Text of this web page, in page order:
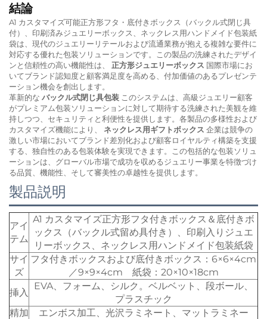
結論
A1 カスタマイズ可能正方形フタ・底付きボックス（バックル式閉じ具
付）、印刷済みジュエリーボックス、ネックレス用ハンドメイド包装紙
袋は、現代のジュエリーリテールおよび流通業務が抱える複雑な要件に
対応する優れた包装ソリューションです。この製品の洗練されたデザイ
ンと信頼性の高い機能性は、 正方形ジュエリーボックス 国際市場にお
いてブランド認知度と顧客満足度を高める、付加価値のあるプレゼンテ
ーション機会を創出します。
革新的な バックル式閉じ具包装 このシステムは、高級ジュエリー顧客
がプレミアム包装ソリューションに対して期待する洗練された美観を維
持しつつ、セキュリティと利便性を提供します。各製品の多様性および
カスタマイズ機能により、 ネックレス用ギフトボックス 企業は競争の
激しい市場においてブランド差別化および顧客ロイヤルティ構築を支援
する、独自性のある包装体験を実現できます。この包括的な包装ソリュ
ーションは、グローバル市場で成功を収めるジュエリー事業を特徴づけ
る品質、機能性、そして審美性の卓越性を提供します。
製品説明
アイ
テム
A1 カスタマイズ正方形フタ付きボックス＆底付きボ
ックス（バックル式留め具付き）、印刷入りジュエ
リーボックス、ネックレス用ハンドメイド包装紙袋
サイ
ズ
フタ付きボックスおよび底付きボックス：6×6×4cm
／9×9×4cm 紙袋：20×10×18cm
挿入
EVA、フォーム、シルク。ベルベット、段ボール、
プラスチック
精加
エンボス加工、光沢ラミネート、マットラミネー